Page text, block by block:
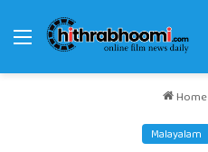
Menu
Home
Malayalam